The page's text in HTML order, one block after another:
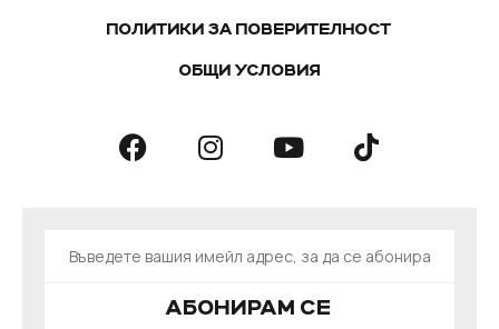
ПОЛИТИКИ ЗА ПОВЕРИТЕЛНОСТ
ОБЩИ УСЛОВИЯ
АБОНИРАМ СЕ